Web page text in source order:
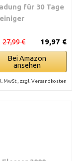
für 30 Tage
19,97 €
27,99 €
Bei Amazon
ansehen
MwSt., zzgl. Versandkosten